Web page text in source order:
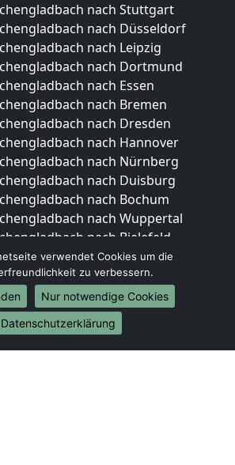
nach Stuttgart
nach Düsseldorf
nach Leipzig
nach Dortmund
nach Essen
nach Bremen
nach Dresden
nach Hannover
nach Nürnberg
nach Duisburg
nach Bochum
nach Wuppertal
nach Bielefeld
nach Bonn
nach Münster
Umzüge
nach Brasilien
nach Brunei
verwendet Cookies um die
zu verbessern.
Nur notwendige Cookies
Datenschutzerklärung